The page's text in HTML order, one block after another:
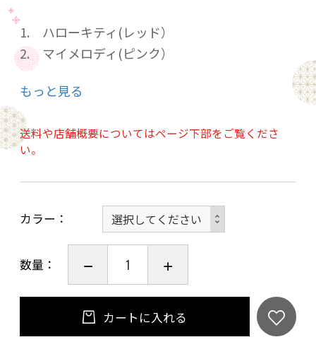
1. ハローキティ(レッド）
2. マイメロディ(ピンク）
3. クロミ（ブラック）
4. リトルツインスターズ（パープル）
5. シナモロール（ブルー）
6. ポムポムプリン（オレンジ）
7. ポチャッコ（グリーン）
もっと見る
送料や店舗概要についてはページ下部をご覧くださ
い。
カラー
数量：
カートに入れる